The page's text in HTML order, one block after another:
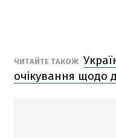
ЧИТАЙТЕ ТАКОЖ
очікування щодо